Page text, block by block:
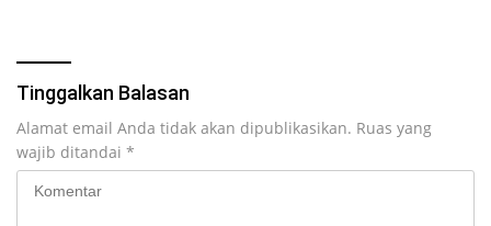
Tinggalkan Balasan
Alamat email Anda tidak akan dipublikasikan. Ruas yang
wajib ditandai *